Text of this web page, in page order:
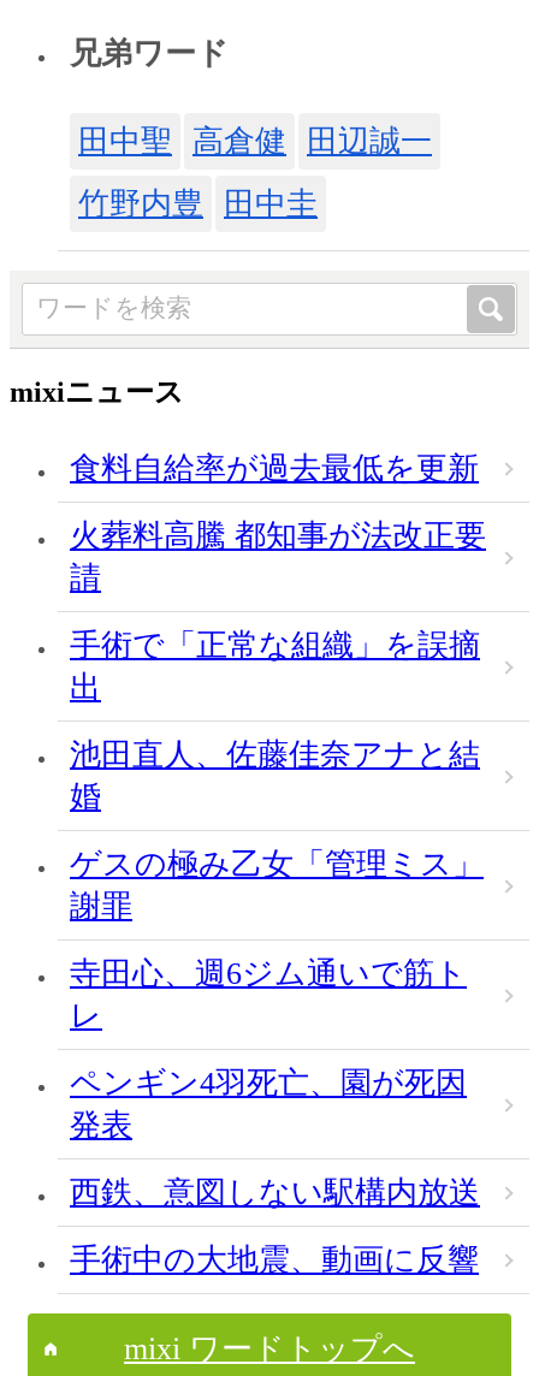
兄弟ワード
田中聖 高倉健
田辺誠一
竹野内豊
田中圭
mixiニュース
食料自給率が過去最低を更新
火葬料高騰 都知事が法改正要
請
手術で「正常な組織」を誤摘
出
池田直人、佐藤佳奈アナと結
婚
ゲスの極み乙女「管理ミス」
謝罪
寺田心、週6ジム通いで筋ト
レ
ペンギン4羽死亡、園が死因
発表
西鉄、意図しない駅構内放送
手術中の大地震、動画に反響
mixi ワードトップへ